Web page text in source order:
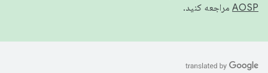
AOSP مراجعه کنید.